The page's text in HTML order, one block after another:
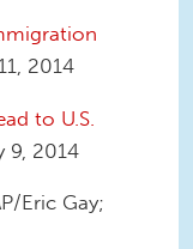
2014
to U.S.
9, 2014
Eric Gay;